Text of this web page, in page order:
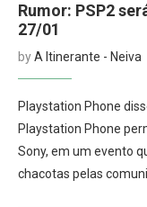
Rumor: PSP2
27/01
byA Itinerante - Neiva
Playstation Phone
Playstation Phone
Sony, em um evento
chacotas pelas